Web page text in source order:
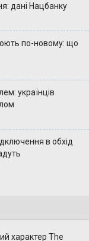
дані Нацбанку
по-новому: що
українців
в обхід
характер The